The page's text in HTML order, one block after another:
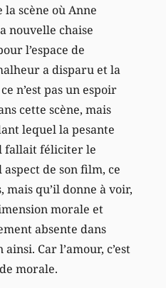
la scène où Anne
nouvelle chaise
l’espace de
a disparu et la
n’est pas un espoir
cette scène, mais
lequel la pesante
fallait féliciter le
de son film, ce
mais qu’il donne à voir,
morale et
absente dans
Car l’amour, c’est
morale.